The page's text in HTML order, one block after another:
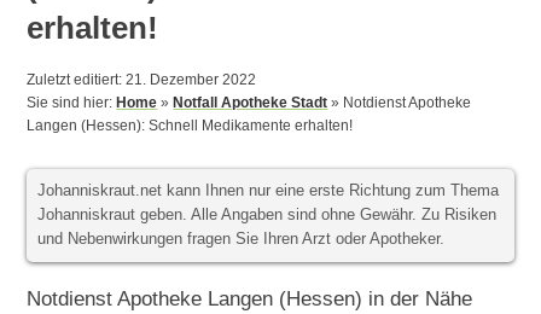
erhalten!
Zuletzt editiert: 21. Dezember 2022
Sie sind hier:Home »Notfall Apotheke Stadt » Notdienst Apotheke
Langen (Hessen): Schnell Medikamente erhalten!
Johanniskraut.net kann Ihnen nur eine erste Richtung zum Thema
Johanniskraut geben. Alle Angaben sind ohne Gewähr. Zu Risiken
und Nebenwirkungen fragen Sie Ihren Arzt oder Apotheker.
Notdienst Apotheke Langen (Hessen) in der Nähe